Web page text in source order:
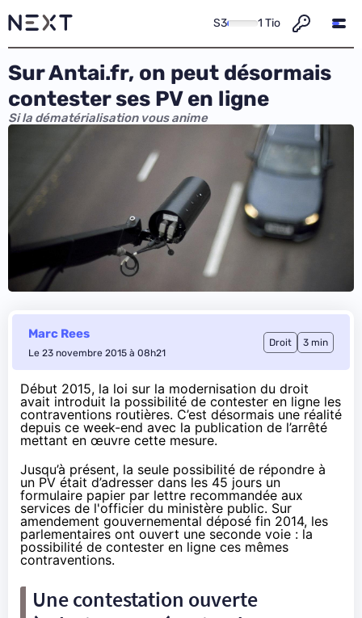
S3 1 Tio
Sur Antai.fr, on peut désormais
contester ses PV en ligne
Si la dématérialisation vous anime
Marc Rees
Le 23 novembre 2015 à 08h21
Droit 3 min
Début 2015, la loi sur la modernisation du droit
avait introduit la possibilité de contester en ligne les
contraventions routières. C’est désormais une réalité
depuis ce week-end avec la publication de l’arrêté
mettant en œuvre cette mesure.
Jusqu’à présent, la seule possibilité de répondre à
un PV était d’adresser dans les 45 jours un
formulaire papier par lettre recommandée aux
services de l'officier du ministère public. Sur
amendement gouvernemental déposé fin 2014, les
parlementaires ont ouvert une seconde voie : la
possibilité de contester en ligne ces mêmes
contraventions.
Une contestation ouverte